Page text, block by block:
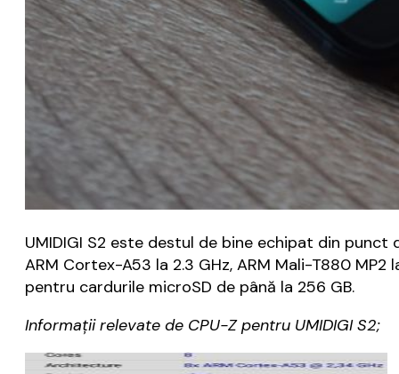
UMIDIGI S2 este destul de bine echipat din
ARM Cortex-A53 la 2.3 GHz, ARM Mali-T880
pentru cardurile microSD de până la 256 GB.
Informații relevate de CPU-Z pentru UMIDIGI S2;